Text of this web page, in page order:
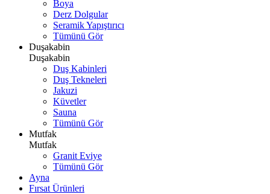
Boya
Derz Dolgular
Seramik Yapıştırıcı
Tümünü Gör
Duşakabin
Duşakabin
Duş Kabinleri
Duş Tekneleri
Jakuzi
Küvetler
Sauna
Tümünü Gör
Mutfak
Mutfak
Granit Eviye
Tümünü Gör
Ayna
Fırsat Ürünleri